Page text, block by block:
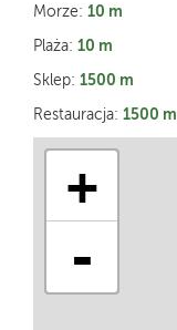
Morze: 10 m
Plaża: 10 m
Sklep: 1500 m
Restauracja: 1500 m
+
-